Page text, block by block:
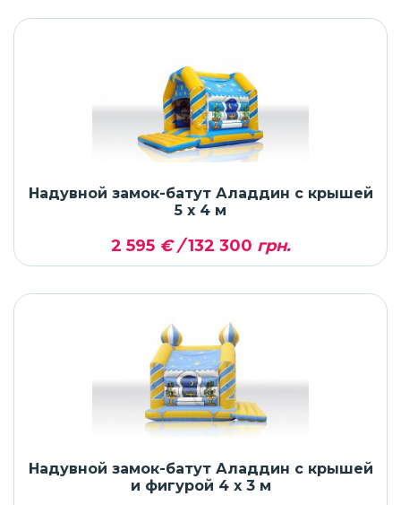
Надувной замок-батут Аладдин с крышей
5 x 4 м
2 595€ /132 300 грн.
Надувной замок-батут Аладдин с крышей
и фигурой 4 x 3 м